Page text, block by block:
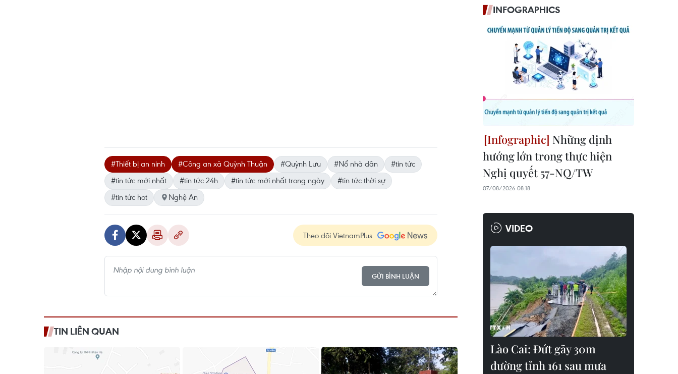
#Thiết bị an ninh #Công an xã Quỳnh Thuận #Quỳnh Lưu #Nổ nhà dân
#tin tức
#tin tức mới nhất
#tin tức 24h #tin tức mới nhất trong ngày
#tin tức thời sự
#tin tức hot
Nghệ An
Theo dõi VietnamPlus
GỬI BÌNH LUẬN
TIN LIÊN QUAN
INFOGRAPHICS
Những định
hướng lớn trong thực hiện
Nghị quyết 57-NQ/TW
07/08/2026 08:18
VIDEO
Lào Cai: Đứt gãy 30m
đường tỉnh 161 sau mưa